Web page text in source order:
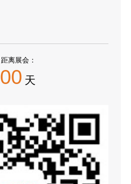
距离展会：
00 天